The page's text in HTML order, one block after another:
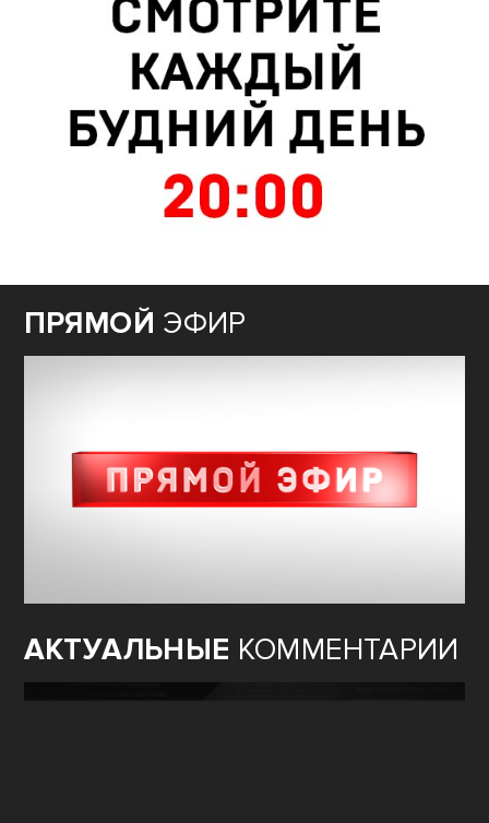
ПРЯМОЙ ЭФИР
АКТУАЛЬНЫЕ КОММЕНТАРИИ